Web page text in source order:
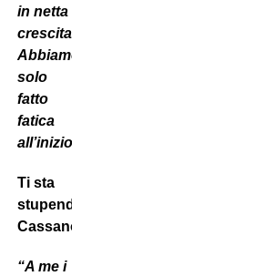
in netta
crescita.
Abbiamo
solo
fatto
fatica
all’inizio”.
Ti sta
stupendo
Cassano?
“A me i